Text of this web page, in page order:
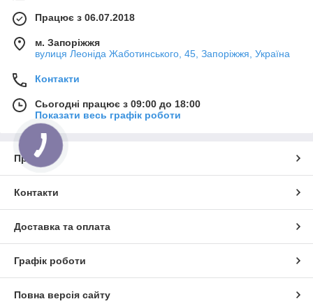
Працює з 06.07.2018
м. Запоріжжя
вулиця Леоніда Жаботинського, 45, Запоріжжя, Україна
Контакти
Сьогодні працює з 09:00 до 18:00
Показати весь графік роботи
Про нас
Контакти
Доставка та оплата
Графік роботи
Повна версія сайту